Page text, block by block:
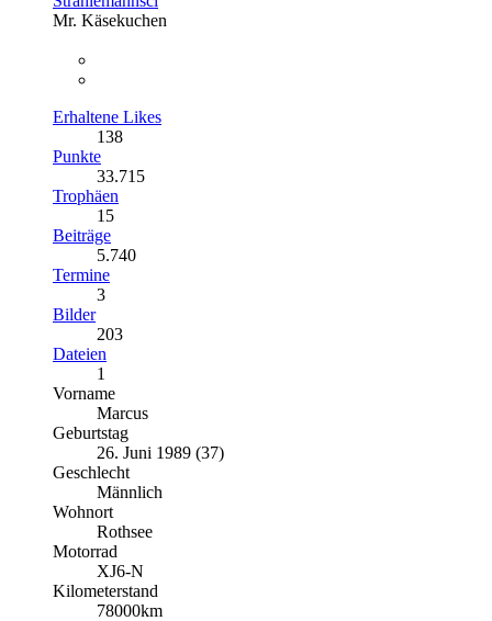
Mr. Käsekuchen
Erhaltene Likes
138
Punkte
33.715
Trophäen
15
Beiträge
5.740
Termine
3
Bilder
203
Dateien
1
Vorname
Marcus
Geburtstag
26. Juni 1989 (37)
Geschlecht
Männlich
Wohnort
Rothsee
Motorrad
XJ6-N
Kilometerstand
78000km